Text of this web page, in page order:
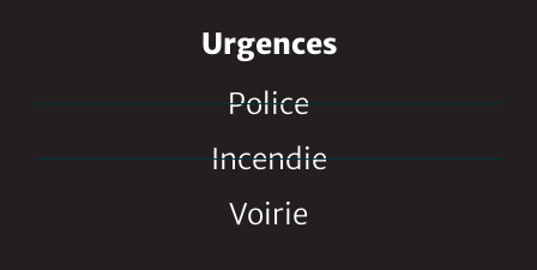
Urgences
Police
Incendie
Voirie